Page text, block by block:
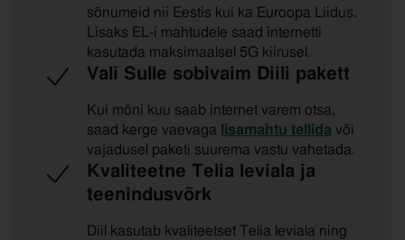
sõnumeid nii Eestis kui ka Euroopa Liidus.
Lisaks EL-i mahtudele saad internetti
kasutada maksimaalsel 5G kiirusel.
Vali Sulle sobivaim Diili pakett
Kui mõni kuu saab internet varem otsa,
saad kerge vaevaga
lisamahtu tellida või
vajadusel paketi suurema vastu vahetada.
Kvaliteetne Telia leviala ja
teenindusvõrk
Diil kasutab kvaliteetset Telia leviala ning